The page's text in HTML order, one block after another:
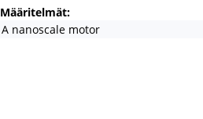
Määritelmät:
A nanoscale motor